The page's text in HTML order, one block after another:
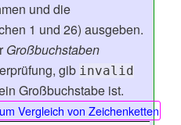
und die
1 und 26) ausgeben.
Großbuchstaben
gib invalid
Großbuchstabe ist.
Vergleich von Zeichenketten